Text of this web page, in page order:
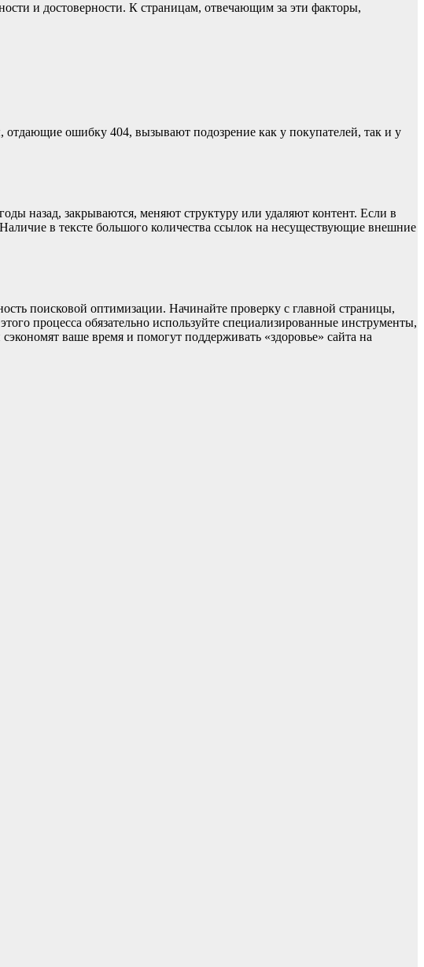
и достоверности. К страницам, отвечающим за эти факторы,
ошибку 404, вызывают подозрение как у покупателей, так и у
назад, закрываются, меняют структуру или удаляют контент. Если в
в тексте большого количества ссылок на несуществующие внешние
поисковой оптимизации. Начинайте проверку с главной страницы,
процесса обязательно используйте специализированные инструменты,
ваше время и помогут поддерживать «здоровье» сайта на